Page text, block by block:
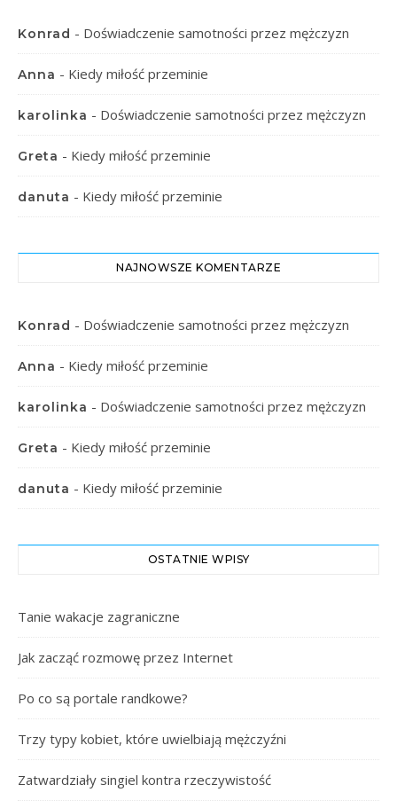
Konrad - Doświadczenie samotności przez mężczyzn
Anna - Kiedy miłość przeminie
karolinka - Doświadczenie samotności przez mężczyzn
Greta - Kiedy miłość przeminie
danuta - Kiedy miłość przeminie
NAJNOWSZE KOMENTARZE
Konrad - Doświadczenie samotności przez mężczyzn
Anna - Kiedy miłość przeminie
karolinka - Doświadczenie samotności przez mężczyzn
Greta - Kiedy miłość przeminie
danuta - Kiedy miłość przeminie
OSTATNIE WPISY
Tanie wakacje zagraniczne
Jak zacząć rozmowę przez Internet
Po co są portale randkowe?
Trzy typy kobiet, które uwielbiają mężczyźni
Zatwardziały singiel kontra rzeczywistość